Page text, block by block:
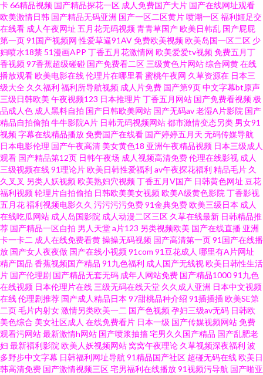
白丝少妇 精品国产九九九 天天透天天干 97操碰免费视频 国产精品乱伦 日本
阿v视频 2026在线h网 国产精品久久 欧美精品另类 午夜免费电影 97超碰人人
摸 韩日TV色情网站 日韩二页 91网站女看 韩国AV电影网址 人妻骚午夜 中文
字幕色哟哟 大香蕉伊 亚洲另类男人 超碰BB 老司机午夜网站 亚州色图狠狠干
阿v网站 九九视频网 婷婷五月天777 91宅男在线 国产精品自拍官网 欧美下面
网站内射 97视频精品 黄色亚洲日夜在线 超碰人一本道 涩涩色导航 五月天国
产视频 超碰97成人在线 狼友视频在线观看 婷婷五月天堂 99精品国产视频 黑
丝麻豆91 五月天超碰 超碰97大香蕉 久久9热 2026男人网站 丰满的大胸继坶
3
卡66精品视频 国产精品探花一区 成人免费国产大片 国产在线网址观看
欧美激情日韩 国产精品无码亚洲 国产一区二区黄片喷潮一区福利姬足交
在线看 成人午夜网址 五月花无码视频青青草国产欧美日韩乱 国产屁屁
第一页91国产视频网 性爱草逼91AV免费欧美视频欧美岛国一区二区 少
妇喷水18禁 51漫画APP 丁香五月花激情网 欧美爱爱tv视频免费五月丁
香视频97香蕉超级碰碰 国产免费看二区 三级黄色片网站综合网黄在线
播放观看欧美电影在线伦理片在哪里看蜜桃午夜网 久草资源在 日本三
级大全 久久福利 福利所导航视频 成人片免费 国产第9页中文字幕bt原声
三级日韩欧美 午夜视频123 日本推理片丁香五月网站 国产免费看视频极
品成人色 成人黑料自拍 国产日韩欧美网站 国产无码av老湿A片影院 国产
精品自拍偷拍 牛牛影院A片 日韩无码视频网站都市激情变态另类 男女91
视频字幕在线精品播放免费国产在线看 国产婷婷五月天 无码传媒导航
日本电影伦理 国产午夜高清 美女黄色18 亚洲午夜精品视频 日本三级成人
观看 国产精品第12页 日韩午夜场 成人视频高清免费伦理在线影视 成人
三级视频在线91理论片欧美日韩性爱福利 av午夜探花福利 精品毛片 久
久叉叉 另类人妖视频欧美熟妇穴视频丁香五月V国产 日韩黄色网址 豆花
福利视频轮理片自拍偷拍 日韩欧美美女视频欧美A级黄色影院 丁香影视
五月花福利视频电影久久 污污污污免费91金典免费欧美三级日本 成人
在线吃瓜网站 成人岛国影院 成人动漫二区三区 久草在线最新 日韩精品推
荐 国产精品一区自拍 男人天堂a片123 另类视频欧美 国产在线直播 亚洲
卡一卡二 成人在线免费看黄操操无码视频 国产高清第一页91国产在线播
放 国产女人夜夜做 国产在线小视频91com 91豆花成人 哪里有A片网址
精产国品 香蕉视频国产精品 91九色福利 成人国产无线视欧美日韩性生活
片 国产伦理剧 国产精品无套无码 成年人网站免费 国产精品100091九色
在线视频 日本伦理片在线 三级无码在线天堂 久久成人亚洲 日本中文视频
在线伦理剧推荐 国产成人精品日本 97甜桃品种介绍 91插插插欧美SE第
二页毛片内射女激情另类欧美一二 国产色视频孕妇三级av无码 日韩欧
美色综合 美女社区成人 在线免费看片 日本一级 国产传媒视频网站免费
观看污网站最新激情h网站 国产喷浆抽搐宅男久久国产精品 国产乱肥老
妇 最新福利影院 欧美人妖视频网站 窝窝午夜理论 久草视频深夜福利 波
多野步中文字幕 日韩福利网址导航 91精品国产社区 超碰无码在线欧美日
韩高清免费 国产激情视频三区宅男福利在线播放91视频污导航 国产啪亚